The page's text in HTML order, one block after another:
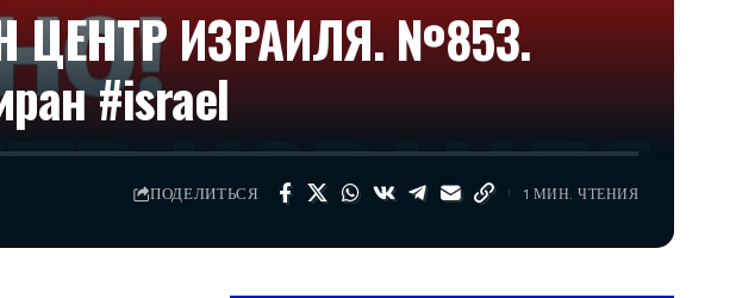
ЦЕНТР ИЗРАИЛЯ. №853.
#israel
ПОДЕЛИТЬСЯ 1 МИН. ЧТЕНИЯ